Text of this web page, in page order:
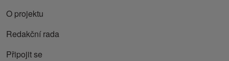
O projektu
Redakční rada
Připojit se